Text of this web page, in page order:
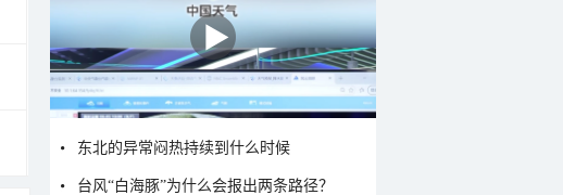
东北的异常闷热持续到什么时候
台风“白海豚”为什么会报出两条路径？